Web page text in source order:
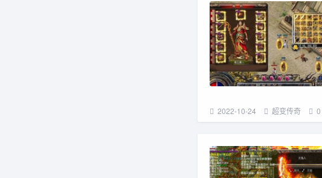
2022-10-24 超变传奇 0